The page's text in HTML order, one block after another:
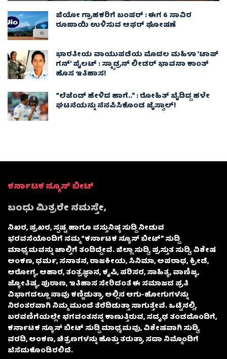
ಜಿಯೋ ಗ್ರಾಹಕರಿಗೆ ಬಂಪರ್ : ಈಗ 6 ಸಾವಿರ
ರೂಪಾಯಿ ಉಳಿಸುವ ಆಫರ್ ಘೋಷಣೆ
ಭಾರತೀಯ ವಾಯುಪಡೆಯ ಮೊದಲ ಮಹಿಳಾ ‘ಟಾಪ್
ಗನ್’ ಪೈಲಟ್ : ಸ್ಕ್ವಾಡ್ರನ್ ಲೀಡರ್ ಭಾವನಾ ಕಾಂತ್
ಹೊಸ ಇತಿಹಾಸ!
“ಲೆಜೆಂಡ್ ಹೇಳಿದ ಹಾಗೆ..” : ರೋಹಿತ್ ಬೈದಿದ್ದ ಹಳೇ
ಘಟನೆಯನ್ನು ನೆನಪಿಸಿಕೊಂಡ ಜೈಸ್ವಾಲ್!
ಕರ್ನಾಟಕ ನ್ಯೂಸ್ ಬೀಟ್
ಬಂಧು ಮಿತ್ರರೇ ನಮಸ್ತೇ,
ನಿಖರ, ಪ್ರಖರ, ಸ್ಪಷ್ಟ ಹಾಗೂ ವಸ್ತುನಿಷ್ಠ ಸುದ್ದಿ ನೀಡುವ
ಭರವಸೆಯೊಂದಿಗೆ ನಮ್ಮ “ಕರ್ನಾಟಕ ನ್ಯೂಸ್ ಬೀಟ್” ಸುದ್ದಿ
ಮಾಧ್ಯಮವನ್ನು ಚಾಲ್ತಿಗೆ ತಂದಿದ್ದೇವೆ. ಜಿಲ್ಲಾ ಸುದ್ದಿ, ಪ್ರಸ್ತುತ ಸುದ್ದಿ, ವಿಶೇಷ
ಅಂಕಣ, ಧರ್ಮ, ಸನಾತನ, ರಾಜಕೀಯ, ಸಿನಿಮಾ, ಅಪರಾಧ, ಕ್ರೀಡೆ,
ಆರೋಗ್ಯ, ಆಹಾರ, ತಂತ್ರಜ್ಞಾನ, ಕೃಷಿ, ಪರಿಸರ, ಸಾಹಿತ್ಯ, ವಾಣಿಜ್ಯ,
ಜ್ಯೋತಿಷ್ಯ, ಪುರಾಣ, ಇತಿಹಾಸ ಸೇರಿದಂತೆ ಈ ಸಮಾಜದ ಪ್ರತಿ
ವಿಭಾಗದಲ್ಲೂ ನಾವು ಕಣ್ಣಿಡುತ್ತಾ, ಅಲ್ಲಿನ ಆಗು-ಹೋಗುಗಳನ್ನು
ನಿರಂತರವಾಗಿ ನಿಮ್ಮ ಮುಂದೆ ತೆರೆದಿಡುತ್ತಾ ಸಾಗುತ್ತೇವೆ. ಒಟ್ಟಿನಲ್ಲಿ,
ಬರವಣಿಗೆಯಲ್ಲೇ ಭಗವಂತನನ್ನ ಕಾಣುತ್ತಿರುವ, ಸದೃಢ ತಂಡದೊಂದಿಗೆ,
ಕರ್ನಾಟಕ ನ್ಯೂಸ್ ಬೀಟ್ ಸುದ್ದಿ ಮಾಧ್ಯಮವು, ವಿಶೇಷವಾಗಿ ಸುದ್ದಿ,
ವರದಿ, ಅಂಕಣ, ಚಿತ್ರಣಗಳನ್ನು ಹೊತ್ತು ತರುತ್ತಾ, ಸದಾ ನಿಮ್ಮೊಂದಿಗೆ
ಬೆಸೆದುಕೊಂಡಿರಲಿದೆ.